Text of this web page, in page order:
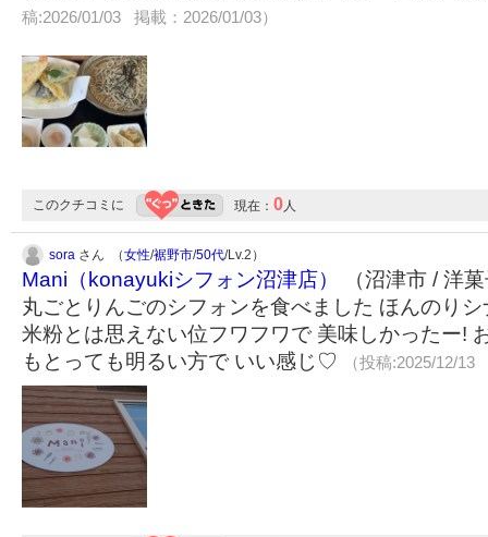
稿:2026/01/03 掲載：2026/01/03）
このクチコミに 現在： 0人
sora さん （女性/裾野市/50代/Lv.2）
Mani（konayukiシフォン沼津店）
（沼津市 / 洋
丸ごとりんごのシフォンを食べました ほんのり
米粉とは思えない位フワフワで 美味しかったー!
もとっても明るい方で いい感じ♡
（投稿:2025/12/